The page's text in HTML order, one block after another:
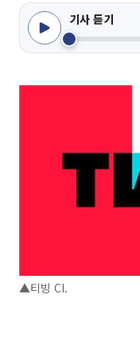
기사 듣기
▲티빙 CI.